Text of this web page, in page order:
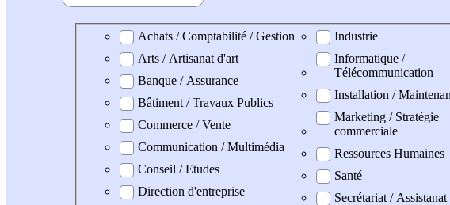
Domaine professionel
Achats / Comptabilité / Gestion
Arts / Artisanat d'art
Banque / Assurance
Bâtiment / Travaux Publics
Commerce / Vente
Communication / Multimédia
Conseil / Etudes
Direction d'entreprise
Industrie
Informatique /
Télécommunication
Installation /
Marketing / Stratégie
commerciale
Ressources Humaines
Santé
Secrétariat / Assistanat